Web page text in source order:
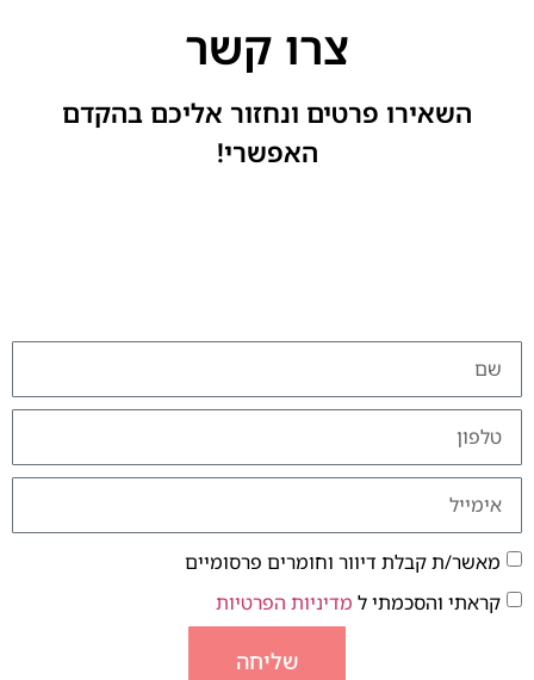
צרו קשר
השאירו פרטים ונחזור אליכם בהקדם
האפשרי!
מאשר/ת קבלת דיוור וחומרים פרסומיים
קראתי והסכמתי ל מדיניות הפרטיות
שליחה